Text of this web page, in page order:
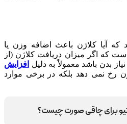
که آیا کلاژن باعث اضافه وزن یا
که اگر میزان دریافت کلاژن (از
بدن باشد معمولاً به دلیل افزایش
رخ نمی دهد بلکه در برخی موارد
برای چاقی صورت چیست؟